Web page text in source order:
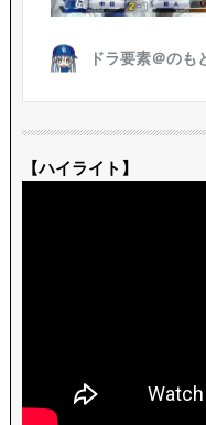
【ハイライト】